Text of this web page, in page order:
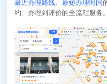
最近办理路线、最短办理时间
约、办理到评价的全流程服务。